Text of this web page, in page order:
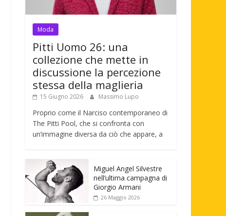
Moda
Pitti Uomo 26: una
collezione che mette in
discussione la percezione
stessa della maglieria
15 Giugno 2026 Massimo Lupo
Proprio come il Narciso contemporaneo di
The Pitti Pool, che si confronta con
un’immagine diversa da ciò che appare, a
Miguel Angel Silvestre
nell’ultima campagna di
Giorgio Armani
26 Maggio 2026